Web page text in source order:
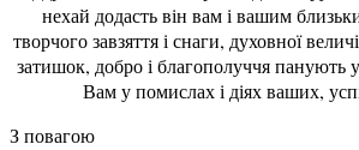
нехай додасть він вам і вашим
творчого завзяття і снаги, духовної
затишок, добро і благополуччя панують
Вам у помислах і діях ваших,
З повагою